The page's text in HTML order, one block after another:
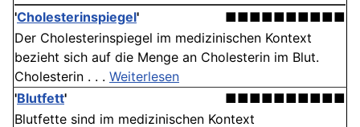
'Cholesterinspiegel'
■■■■■■■■■■
Der Cholesterinspiegel im medizinischen Kontext
bezieht sich auf die Menge an Cholesterin im Blut.
Cholesterin . . . Weiterlesen
'Blutfett'
■■■■■■■■■■
Blutfette sind im medizinischen Kontext